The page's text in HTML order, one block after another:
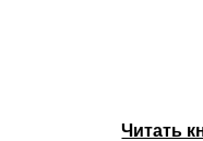
Читать